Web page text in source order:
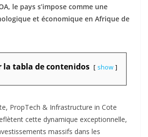
le pays s’impose comme une
et économique en Afrique de
la tabla de contenidos show
PropTech & Infrastructure in Cote
cette dynamique exceptionnelle,
massifs dans les